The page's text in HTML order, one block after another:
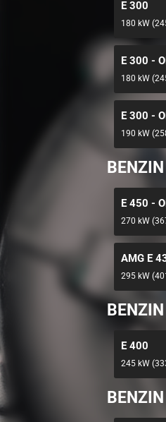
E 300
180 kW
E 300 -
180 kW
E 300 -
190 kW
E 450 -
270 kW
AMG E
295 kW
E 400
245 kW